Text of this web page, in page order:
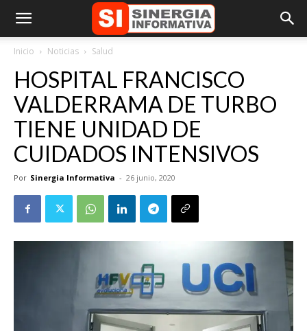
Inicio Noticias Salud
HOSPITAL FRANCISCO
VALDERRAMA DE TURBO
TIENE UNIDAD DE
CUIDADOS INTENSIVOS
Por Sinergia Informativa - 26 junio, 2020